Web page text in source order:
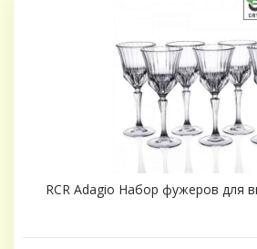
RCR Adagio Набор фужеров для